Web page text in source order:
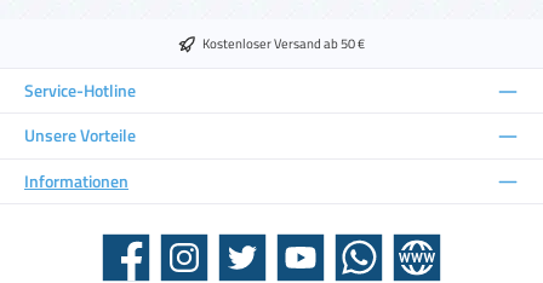
Kostenloser Versand ab 50 €
Service-Hotline
Unsere Vorteile
Informationen
Facebook Instagram Twitter YouTube WhatsApp Website